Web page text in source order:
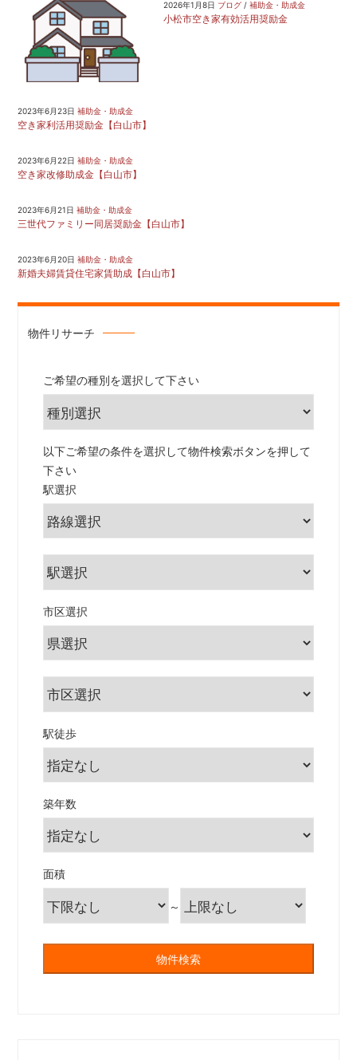
ン
2026年1月8日 ブログ/ 補助金・助成金
小松市空き家有効活用奨励金
2023年6月23日 補助金・助成金
空き家利活用奨励金【白山市】
2023年6月22日 補助金・助成金
空き家改修助成金【白山市】
2023年6月21日 補助金・助成金
三世代ファミリー同居奨励金【白山市】
2023年6月20日 補助金・助成金
新婚夫婦賃貸住宅家賃助成【白山市】
物件リサーチ
ご希望の種別を選択して下さい
以下ご希望の条件を選択して物件検索ボタンを押して
下さい
駅選択
市区選択
駅徒歩
築年数
面積
～